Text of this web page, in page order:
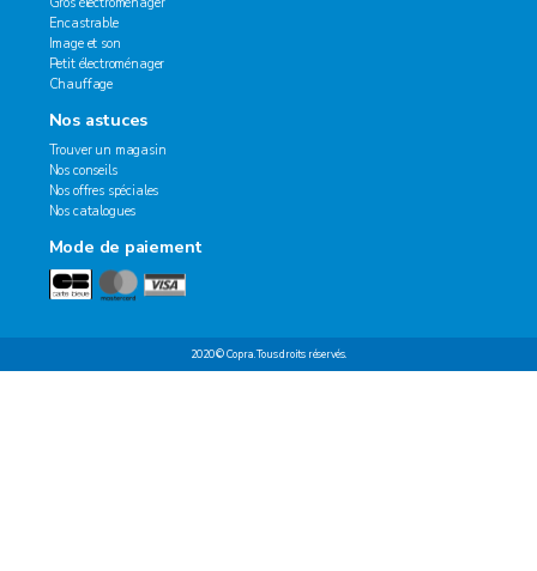
Encastrable
Image et son
Petit électroménager
Chauffage
Nos astuces
Trouver un magasin
Nos conseils
Nos offres spéciales
Nos catalogues
Mode de paiement
2020 © Copra. Tous droits réservés.